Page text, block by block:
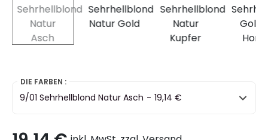
selected
DIE FARBEN :
9/01 Sehrhellblond Natur Asch - 19,14 €